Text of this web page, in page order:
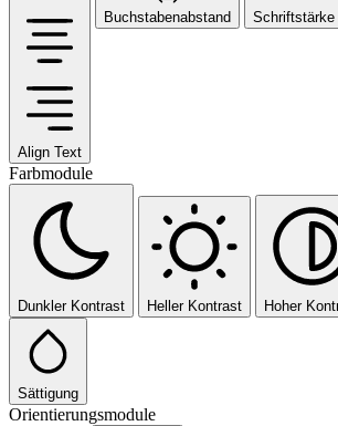
Align Text
Buchstabenabstand Schriftstärke
Farbmodule
Dunkler Kontrast Heller Kontrast Hoher
Sättigung
Orientierungsmodule